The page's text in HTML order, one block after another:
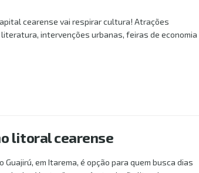
cearense vai respirar cultura! Atrações
intervenções urbanas, feiras de economia
litoral cearense
Guajirú, em Itarema, é opção para quem busca dias